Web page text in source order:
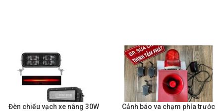
Đèn chiếu vạch xe nâng 30W
Cảnh báo va chạm phía trước
Bảng Led hiển thị nhiệt độ
độ ẩm
Đồng hồ thời gian thực
Máy dò kim loại